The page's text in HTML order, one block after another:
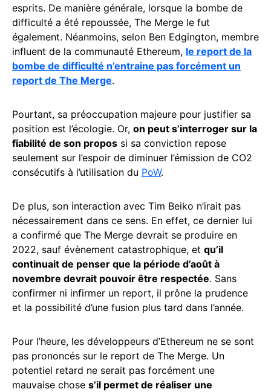
esprits. De manière générale, lorsque la bombe de
difficulté a été repoussée, The Merge le fut
également. Néanmoins, selon Ben Edgington, membre
influent de la communauté Ethereum, le report de la
bombe de difficulté n’entraine pas forcément un
report de The Merge.
Pourtant, sa préoccupation majeure pour justifier sa
position est l’écologie. Or, on peut s’interroger sur la
fiabilité de son propos si sa conviction repose
seulement sur l’espoir de diminuer l’émission de CO2
consécutifs à l’utilisation du PoW.
De plus, son interaction avec Tim Beiko n’irait pas
nécessairement dans ce sens. En effet, ce dernier lui
a confirmé que The Merge devrait se produire en
2022, sauf évènement catastrophique, et qu’il
continuait de penser que la période d’août à
novembre devrait pouvoir être respectée. Sans
confirmer ni infirmer un report, il prône la prudence
et la possibilité d’une fusion plus tard dans l’année.
Pour l’heure, les développeurs d’Ethereum ne se sont
pas prononcés sur le report de The Merge. Un
potentiel retard ne serait pas forcément une
mauvaise chose s’il permet de réaliser une